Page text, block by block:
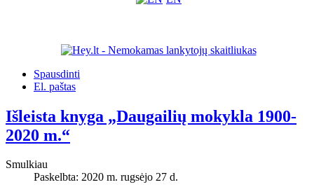
Spausdinti
El. paštas
Išleista knyga „Daugailių mokykla 1900-
2020 m.“
Smulkiau
Paskelbta: 2020 m. rugsėjo 27 d.